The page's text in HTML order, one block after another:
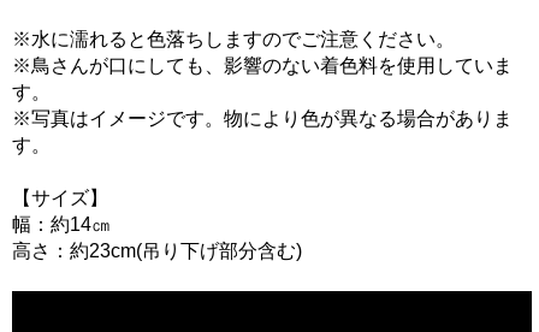
※水に濡れると色落ちしますのでご注意ください。
※鳥さんが口にしても、影響のない着色料を使用していま
す。
※写真はイメージです。物により色が異なる場合がありま
す。
【サイズ】
幅：約14㎝
高さ：約23cm(吊り下げ部分含む)